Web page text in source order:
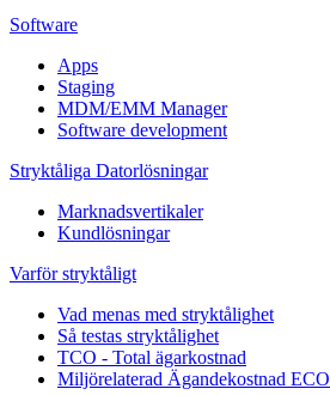
Software
Apps
Staging
MDM/EMM Manager
Software development
Stryktåliga Datorlösningar
Marknadsvertikaler
Kundlösningar
Varför stryktåligt
Vad menas med stryktålighet
Så testas stryktålighet
TCO - Total ägarkostnad
Miljörelaterad Ägandekostnad ECO